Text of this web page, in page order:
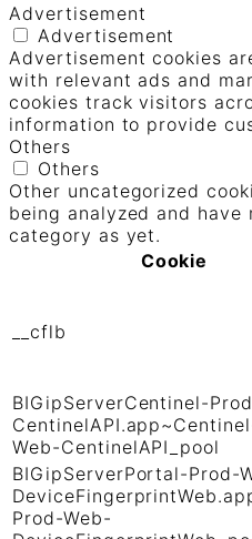
Advertisement
Advertisement
Advertisement cookies
with relevant ads and
cookies track visitors
information to provide
Others
Others
Other uncategorized
being analyzed and
category as yet.
Cookie
__cflb
BIGipServerCentinel-
Web-CentinelAPI_pool
BIGipServerPortal-Prod-
Prod-Web-